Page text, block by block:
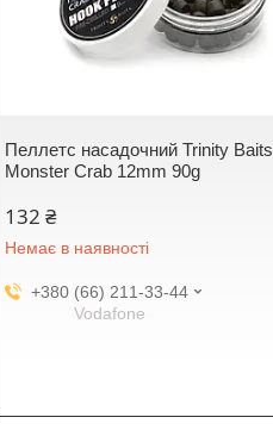
Пеллетс насадочний Trinity Baits
Monster Crab 12mm 90g
132 ₴
Немає в наявності
+380 (66) 211-33-44
Vodafone